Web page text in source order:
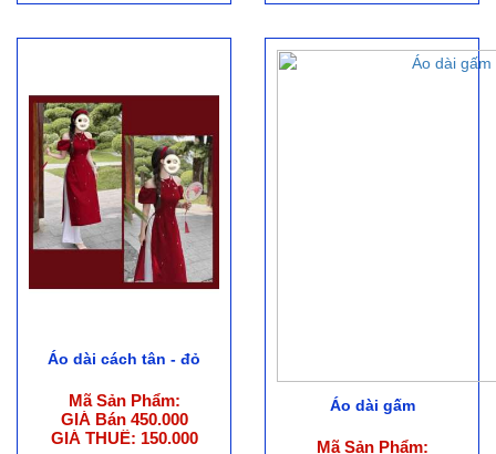
Áo dài cách tân - đỏ
Mã Sản Phẩm:
GIÁ Bán 450.000
GIÁ THUÊ: 150.000
Áo dài gấm
Mã Sản Phẩm: